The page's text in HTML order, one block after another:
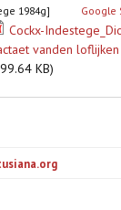
1984g] Google
Cockx-
vanden
KB)